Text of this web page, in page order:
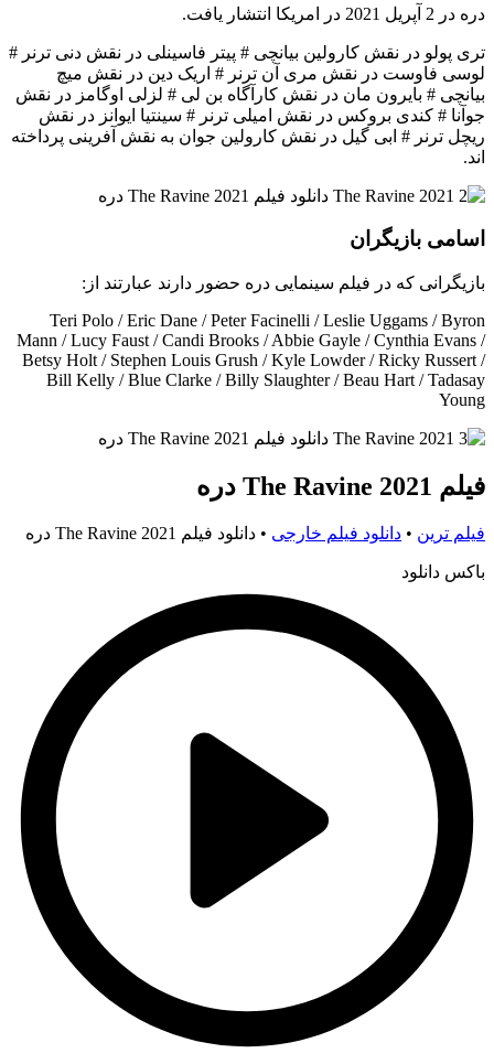
دره در 2 آپریل 2021 در امریکا انتشار یافت.
تری پولو در نقش کارولین بیانچی # پیتر فاسینلی در نقش دنی ترنر #
لوسی فاوست در نقش مری آن ترنر # اریک دین در نقش میچ
بیانچی # بایرون مان در نقش کارآگاه بن لی # لزلی اوگامز در نقش
جوآنا # کندی بروکس در نقش امیلی ترنر # سینتیا ایوانز در نقش
ریچل ترنر # ابی گیل در نقش کارولین جوان به نقش آفرینی پرداخته
اند.
اسامی بازیگران
بازیگرانی که در فیلم سینمایی دره حضور دارند عبارتند از:
Teri Polo / Eric Dane / Peter Facinelli / Leslie Uggams / Byron
Mann / Lucy Faust / Candi Brooks / Abbie Gayle / Cynthia Evans /
Betsy Holt / Stephen Louis Grush / Kyle Lowder / Ricky Russert /
Bill Kelly / Blue Clarke / Billy Slaughter / Beau Hart / Tadasay
Young
فیلم The Ravine 2021 دره
فیلم ترین • دانلود فیلم خارجی • دانلود فیلم The Ravine 2021 دره
باکس دانلود